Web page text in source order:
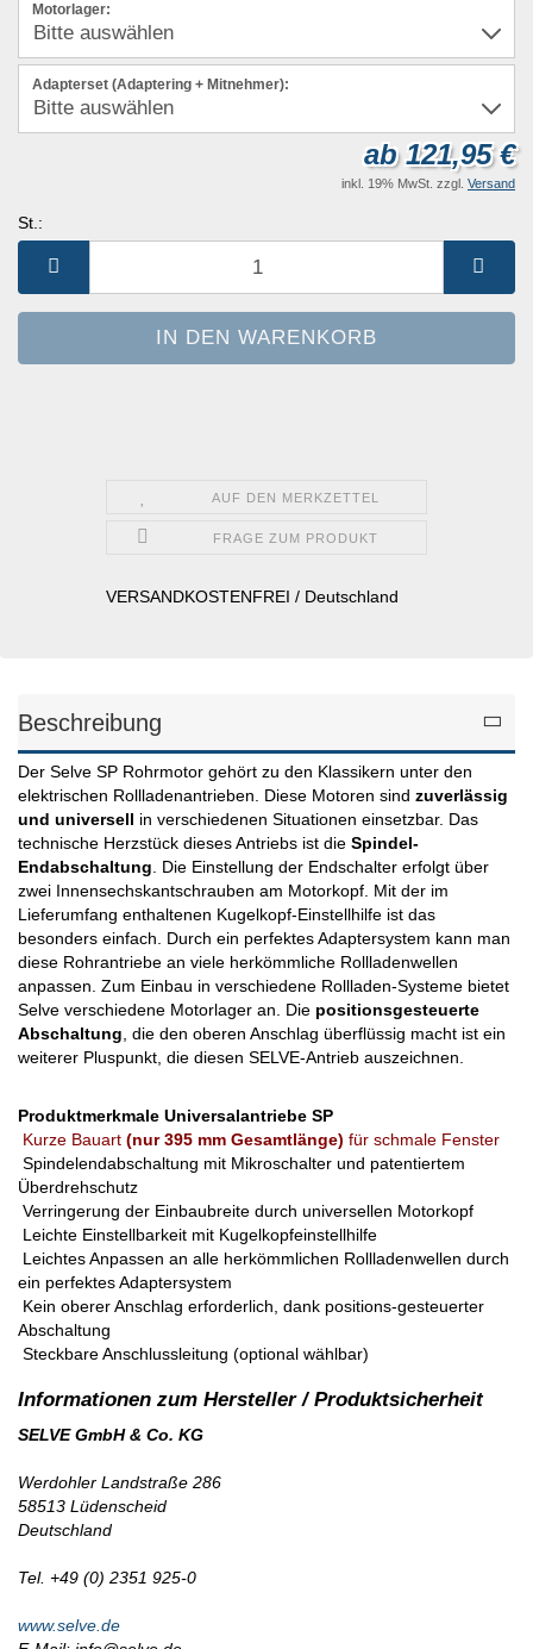
Motorlager:
Adapterset (Adaptering + Mitnehmer):
ab 121,95 €
inkl. 19% MwSt. zzgl. Versand
St.:
AUF DEN MERKZETTEL
FRAGE ZUM PRODUKT
VERSANDKOSTENFREI / Deutschland
Beschreibung
Der Selve SP Rohrmotor gehört zu den Klassikern unter den
elektrischen Rollladenantrieben. Diese Motoren sind zuverlässig
und universell in verschiedenen Situationen einsetzbar. Das
technische Herzstück dieses Antriebs ist die Spindel-
Endabschaltung. Die Einstellung der Endschalter erfolgt über
zwei Innensechskantschrauben am Motorkopf. Mit der im
Lieferumfang enthaltenen Kugelkopf-Einstellhilfe ist das
besonders einfach. Durch ein perfektes Adaptersystem kann man
diese Rohrantriebe an viele herkömmliche Rollladenwellen
anpassen. Zum Einbau in verschiedene Rollladen-Systeme bietet
Selve verschiedene Motorlager an. Die positionsgesteuerte
Abschaltung, die den oberen Anschlag überflüssig macht ist ein
weiterer Pluspunkt, die diesen SELVE-Antrieb auszeichnen.
Produktmerkmale Universalantriebe SP
Kurze Bauart (nur 395 mm Gesamtlänge) für schmale Fenster
Spindelendabschaltung mit Mikroschalter und patentiertem
Überdrehschutz
Verringerung der Einbaubreite durch universellen Motorkopf
Leichte Einstellbarkeit mit Kugelkopfeinstellhilfe
Leichtes Anpassen an alle herkömmlichen Rollladenwellen durch
ein perfektes Adaptersystem
Kein oberer Anschlag erforderlich, dank positions-gesteuerter
Abschaltung
Steckbare Anschlussleitung (optional wählbar)
SELVE GmbH & Co. KG
Werdohler Landstraße 286
58513 Lüdenscheid
Deutschland
Tel. +49 (0) 2351 925-0
www.selve.de